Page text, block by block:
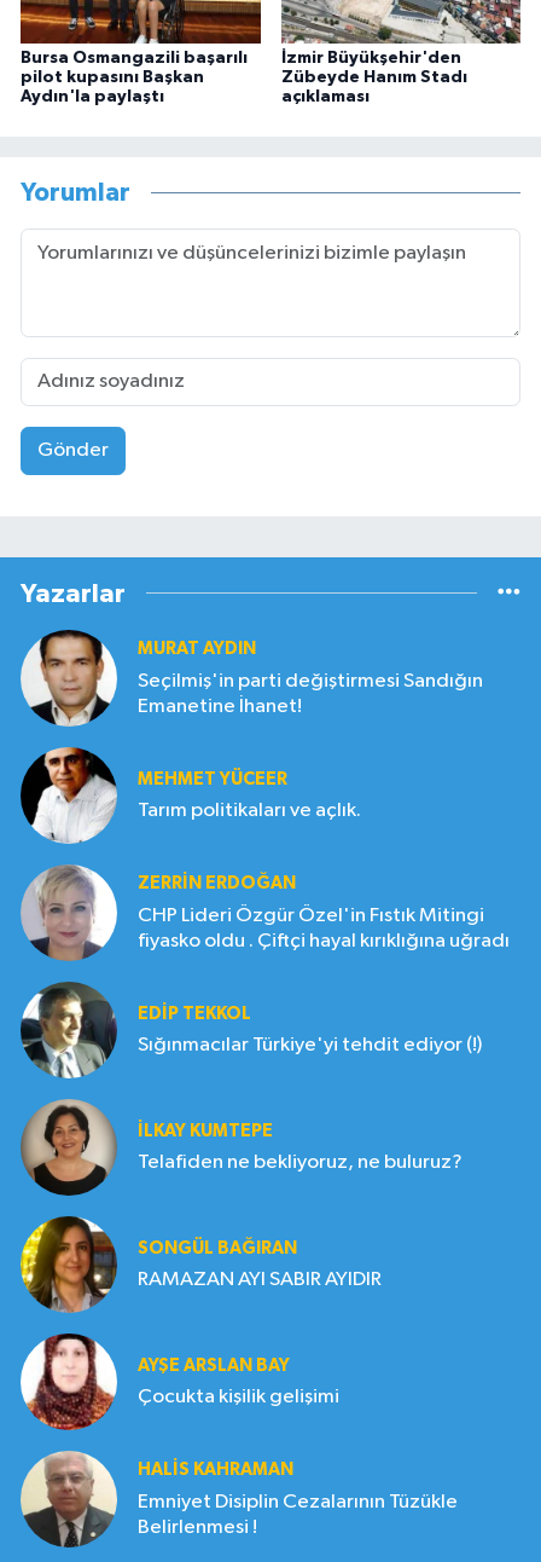
Bursa Osmangazili başarılı
pilot kupasını Başkan
Aydın'la paylaştı
İzmir Büyükşehir'den
Zübeyde Hanım Stadı
açıklaması
Yorumlar
Gönder
Yazarlar
MURAT AYDIN
Seçilmiş'in parti değiştirmesi Sandığın
Emanetine İhanet!
MEHMET YÜCEER
Tarım politikaları ve açlık.
ZERRIN ERDOĞAN
CHP Lideri Özgür Özel'in Fıstık Mitingi
fiyasko oldu . Çiftçi hayal kırıklığına uğradı
EDIP TEKKOL
Sığınmacılar Türkiye'yi tehdit ediyor (!)
İLKAY KUMTEPE
Telafiden ne bekliyoruz, ne buluruz?
SONGÜL BAĞIRAN
RAMAZAN AYI SABIR AYIDIR
AYŞE ARSLAN BAY
Çocukta kişilik gelişimi
HALIS KAHRAMAN
Emniyet Disiplin Cezalarının Tüzükle
Belirlenmesi !